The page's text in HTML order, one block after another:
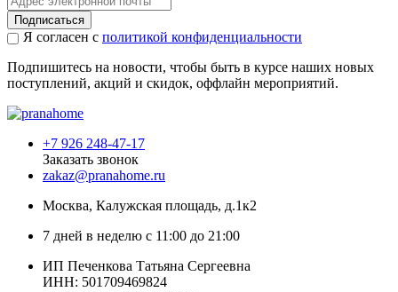
Подписаться
Я согласен с политикой конфиденциальности
Подпишитесь на новости, чтобы быть в курсе наших новых
поступлений, акций и скидок, оффлайн мероприятий.
+7 926 248-47-17
Заказать звонок
zakaz@pranahome.ru
Москва, Калужская площадь, д.1к2
7 дней в неделю с 11:00 до 21:00
ИП Печенкова Татьяна Сергеевна
ИНН: 501709469824